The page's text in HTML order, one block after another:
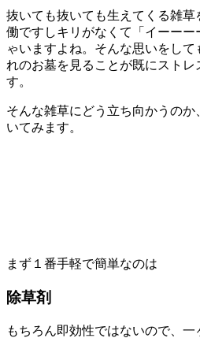
抜いても抜いても生えてくる雑
働ですしキリがなくて「イーー
ゃいますよね。そんな思いをし
れのお墓を見ることが既にストレ
す。
そんな雑草にどう立ち向かうの
いてみます。
まず１番手軽で簡単なのは
除草剤
もちろん即効性ではないので、一